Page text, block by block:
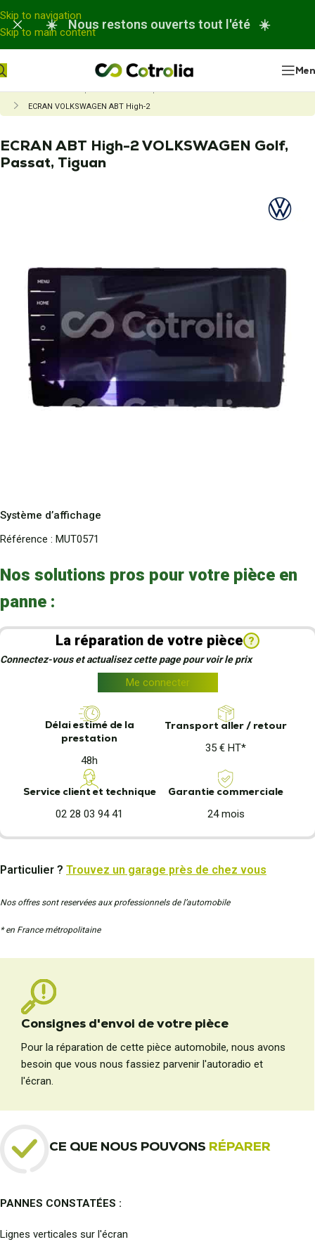
Panneau de gestion des cookies
Skip to navigation
Skip to main content
☀️ Nous restons ouverts tout l'été ☀️
Accueil Nos réparations
Réparation écran et afficheur de voiture
ECRAN VOLKSWAGEN ABT High-2
ECRAN ABT High-2 VOLKSWAGEN Golf,
Passat, Tiguan
Système d’affichage
Référence : MUT0571
Nos solutions pros pour votre pièce en
panne :
La réparation de votre pièce ?
Connectez-vous et actualisez cette page pour voir le prix
Me connecter
Délai estimé de la
prestation
48h
Transport aller / retour
35 € HT*
Service client et technique
02 28 03 94 41
Garantie commerciale
24 mois
Particulier ? Trouvez un garage près de chez vous
Nos offres sont reservées aux professionnels de l’automobile
* en France métropolitaine
Consignes d'envoi de votre pièce
Pour la réparation de cette pièce automobile, nous avons
besoin que vous nous fassiez parvenir l'autoradio et
l'écran.
CE QUE NOUS POUVONS RÉPARER
PANNES CONSTATÉES :
Lignes verticales sur l'écran